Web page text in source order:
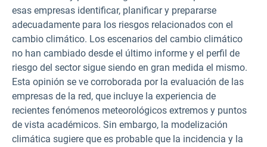
esas empresas identificar, planificar y prepararse
adecuadamente para los riesgos relacionados con el
cambio climático. Los escenarios del cambio climático
no han cambiado desde el último informe y el perfil de
riesgo del sector sigue siendo en gran medida el mismo.
Esta opinión se ve corroborada por la evaluación de las
empresas de la red, que incluye la experiencia de
recientes fenómenos meteorológicos extremos y puntos
de vista académicos. Sin embargo, la modelización
climática sugiere que es probable que la incidencia y la